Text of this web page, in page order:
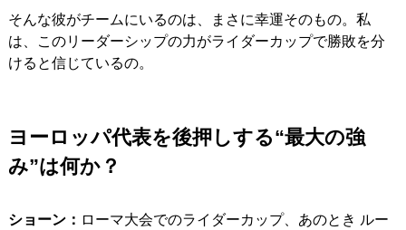
そんな彼がチームにいるのは、まさに幸運そのもの。私
は、このリーダーシップの力がライダーカップで勝敗を分
けると信じているの。
ヨーロッパ代表を後押しする“最大の強
み”は何か？
ショーン： ローマ大会でのライダーカップ、あのとき ルー